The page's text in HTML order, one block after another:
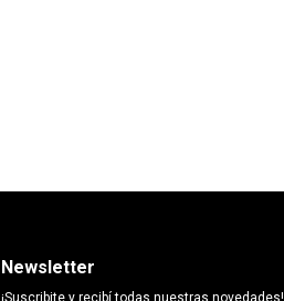
Newsletter
¡Suscribite y recibí todas nuestras novedades!